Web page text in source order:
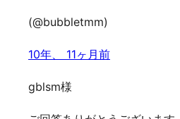
(@bubbletmm)
10年、 11ヶ月前
gblsm様